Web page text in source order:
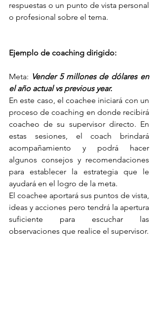
respuestas o un punto de vista personal
o profesional sobre el tema.
Ejemplo de coaching dirigido:
Meta: Vender 5 millones de dólares en
el año actual vs previous year.
En este caso, el coachee iniciará con un
proceso de coaching en donde recibirá
coacheo de su supervisor directo. En
estas sesiones, el coach brindará
acompañamiento y podrá hacer
algunos consejos y recomendaciones
para establecer la estrategia que le
ayudará en el logro de la meta.
El coachee aportará sus puntos de vista,
ideas y acciones pero tendrá la apertura
suficiente para escuchar las
observaciones que realice el supervisor.